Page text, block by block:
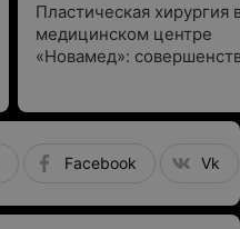
Пластическая хирургия
медицинском центре
«Новамед»:
Facebook Vk